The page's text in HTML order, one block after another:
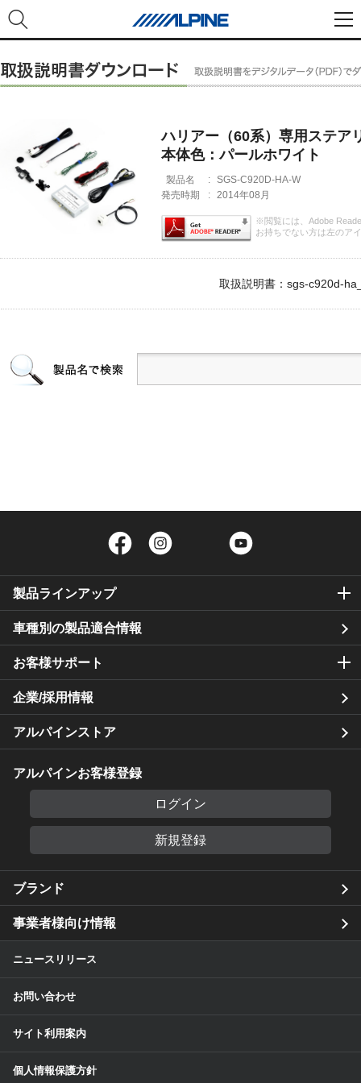
ハリアー（60系）専用ステ
本体色：パールホワイト
製品名 : SGS-C920D-HA-W
発売時期
: 2014年08月
※閲覧には、Adobe
お持ちでない方は左のア
取扱説明書：sgs-c920d-
Facebook Twitter
製品ラインアップ
車種別の製品適合情報
お客様サポート
企業/採用情報
アルパインストア
アルパインお客様登録
ログイン
新規登録
ブランド
事業者様向け情報
ニュースリリース
お問い合わせ
サイト利用案内
個人情報保護方針